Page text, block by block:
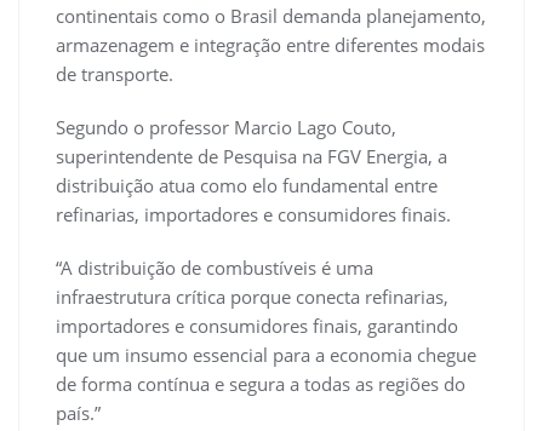
continentais como o Brasil demanda planejamento,
armazenagem e integração entre diferentes modais
de transporte.
Segundo o professor Marcio Lago Couto,
superintendente de Pesquisa na FGV Energia, a
distribuição atua como elo fundamental entre
refinarias, importadores e consumidores finais.
“A distribuição de combustíveis é uma
infraestrutura crítica porque conecta refinarias,
importadores e consumidores finais, garantindo
que um insumo essencial para a economia chegue
de forma contínua e segura a todas as regiões do
país.”